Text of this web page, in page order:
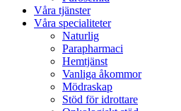
Våra tjänster
Våra specialiteter
Naturlig
Parapharmaci
Hemtjänst
Vanliga åkommor
Mödraskap
Stöd för idrottare